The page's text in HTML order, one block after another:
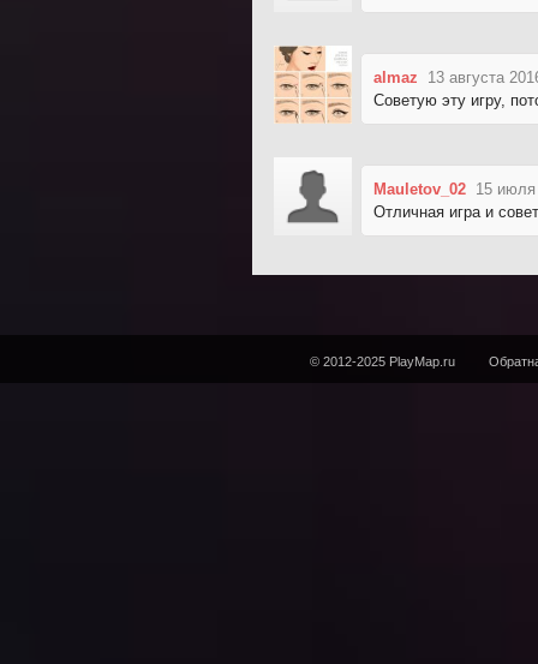
almaz
13 августа
Советую эту игру,
Mauletov_02 15 июля
Отличная игра и
© 2012-2025 PlayMap.ru